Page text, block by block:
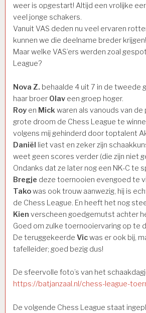
weer is opgestart! Altijd een vrolijke
veel jonge schakers.
Vanuit VAS deden nu veel ervaren
kunnen we die deelname breder krijgen!
Maar welke VAS’ers werden zoal
League?
Nova Z. behaalde 4 uit 7 in de tweede
haar broer Olav een groep hoger.
Roy en Mickwaren als vanouds van
grote droom de Chess League te
volgens mij gehinderd door toptalent
Daniël liet vast en zeker zijn
weet geen scores verder (die zijn niet
Ondanks dat ze later nog een NK-C te
Bregje deze toernooien evengoed te
Takowas ook trouw aanwezig, hij is
de Chess League. En heeft het nog
Kien verscheen goedgemutst achter
Goed om zulke toernooiervaring op te
De teruggekeerde Vicwas er ook bij,
tafelleider; goed bezig dus!
De sfeervolle foto’s van het
https://batjanzaal.nl/chess-league-
De volgende Chess League staat